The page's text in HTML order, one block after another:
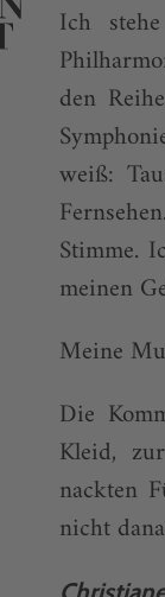
Ich
den
weiß:
Stimme.
meinen
Meine
Die
Kleid,
nackten
nicht